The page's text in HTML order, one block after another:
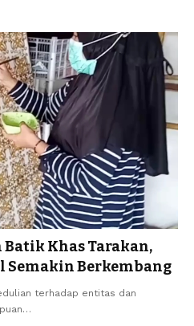
Khas Tarakan,
Semakin Berkembang
terhadap entitas dan